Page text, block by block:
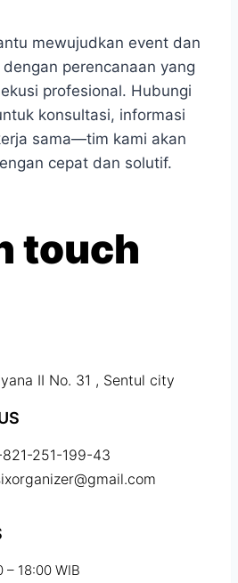
mewujudkan event dan
perencanaan yang
profesional. Hubungi
konsultasi, informasi
sama—tim kami akan
cepat dan solutif.
touch
II No. 31 , Sentul city
251-199-43
– 18:00 WIB